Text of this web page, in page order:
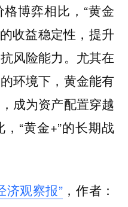
博弈相比，“黄金
收益稳定性，提升
风险能力。尤其在
环境下，黄金能有
成为资产配置穿越
“黄金+”的长期战
济观察报”，作者：